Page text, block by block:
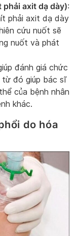
axit dạ dày):
phải axit dạ dày
cứu nuốt sẽ
nuốt và phát
đánh giá chức
từ đó giúp bác sĩ
của bệnh nhân
khác.
do hóa